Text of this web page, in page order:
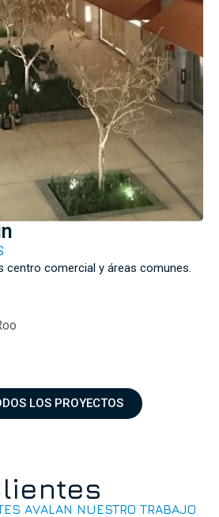
centro comercial y áreas comunes.
LOS PROYECTOS
AVALAN NUESTRO TRABAJO